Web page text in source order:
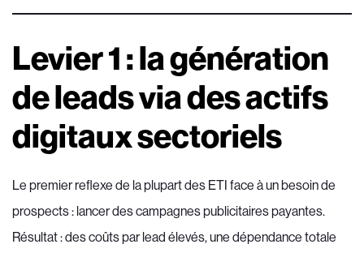
Levier 1 : la génération
de leads via des actifs
digitaux sectoriels
Le premier reflexe de la plupart des ETI face à un besoin de
prospects : lancer des campagnes publicitaires payantes.
Résultat : des coûts par lead élevés, une dépendance totale